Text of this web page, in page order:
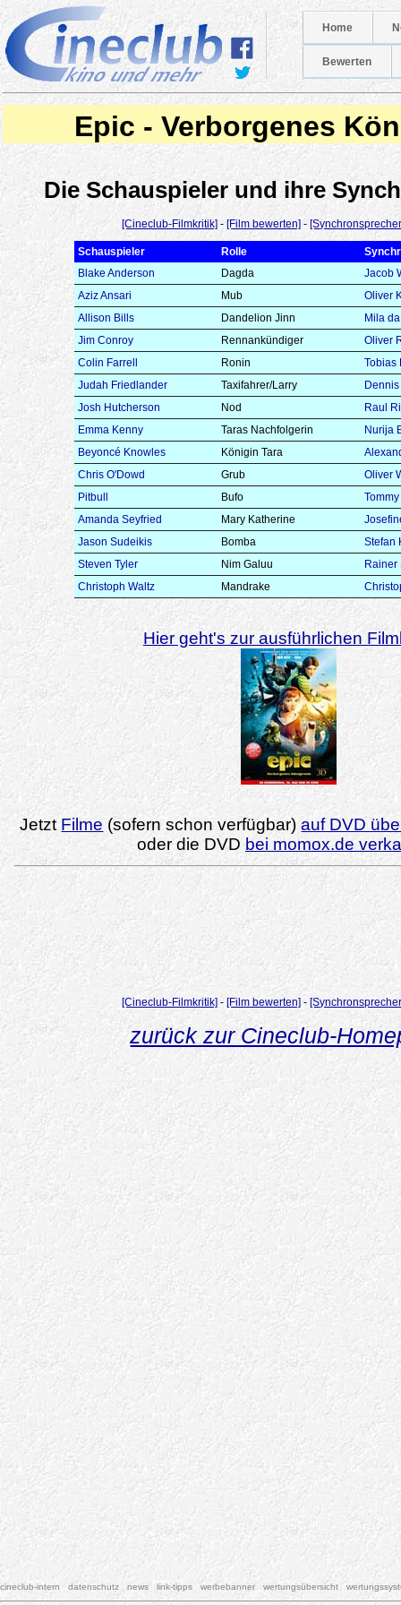
Home
Bewerten
Epic - Verborgenes
Die Schauspieler und ihre
[Cineclub-Filmkritik] - [Film bewerten] -
Schauspieler Rolle
Blake Anderson
Dagda
Jacob
Aziz Ansari
Mub
Oliver
Allison Bills
Dandelion Jinn
Mila
Jim Conroy
Rennankündiger
Oliver
Colin Farrell
Ronin
Tobias
Judah Friedlander
Taxifahrer/Larry
Josh Hutcherson
Nod
Raul
Emma Kenny
Taras Nachfolgerin
Nurija
Beyoncé Knowles
Königin Tara
Chris O'Dowd
Grub
Oliver
Pitbull
Bufo
Amanda Seyfried
Mary Katherine
Jason Sudeikis
Bomba
Stefan
Steven Tyler
Nim Galuu
Rainer
Christoph Waltz
Mandrake
Hier geht's zur ausführlichen
Jetzt Filme (sofern schon verfügbar)auf DVD
oder die DVD bei momox.de
[Cineclub-Filmkritik] - [Film bewerten] -
zurück zur Cineclub-
cineclub-intern datenschutz news link-tipps werbebanner wertungsübersicht